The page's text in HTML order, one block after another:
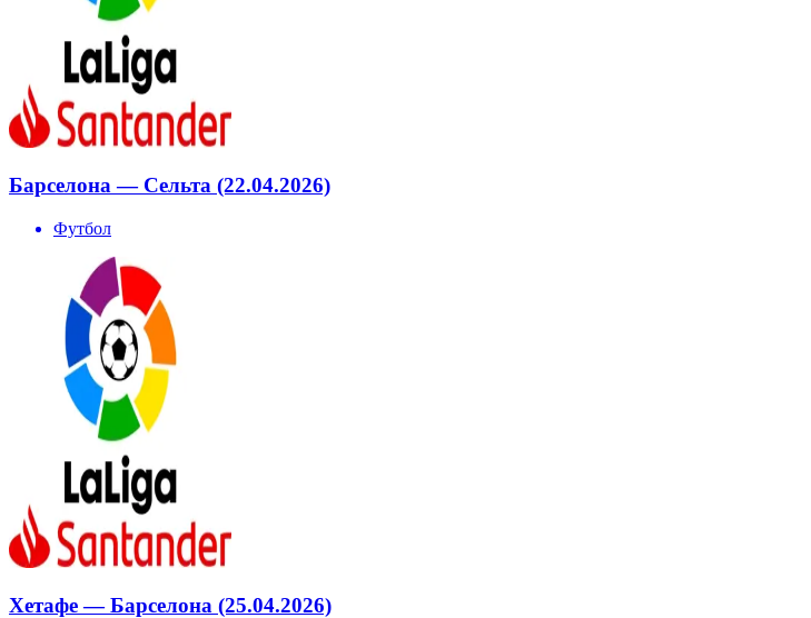
Барселона — Сельта (22.04.2026)
Футбол
Хетафе — Барселона (25.04.2026)